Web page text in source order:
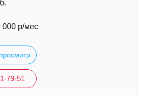
000 р/мес
79-51